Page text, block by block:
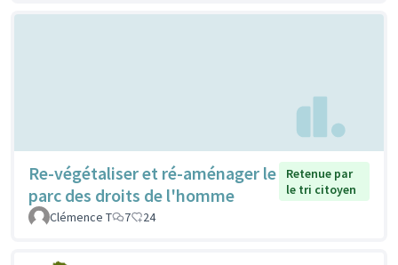
Re-végétaliser et ré-aménager le
parc des droits de l'homme
Retenue par
le tri citoyen
Clémence T
7 24